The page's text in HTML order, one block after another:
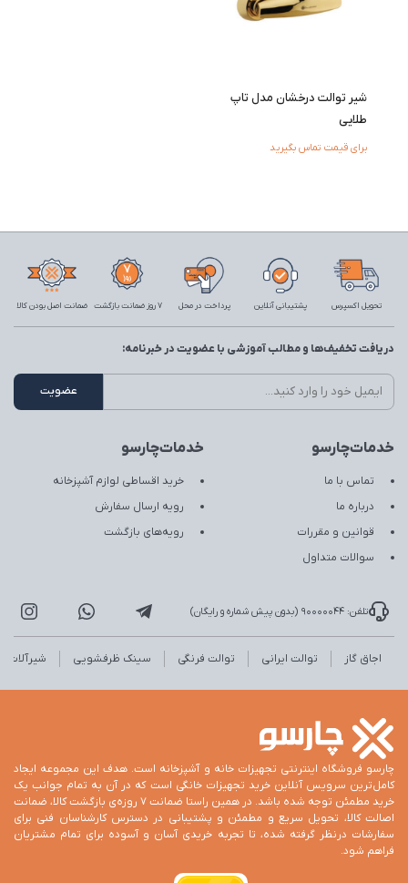
شیر توالت درخشان مدل تاپ
طلایی
برای قیمت تماس بگیرید
تحویل اکسپرس پشتیبانی آنلاین پرداخت در محل 7 روز ضمانت بازگشت ضمانت اصل بودن کالا
خدمات‌چارسو
تماس با ما
درباره ما
قوانین و مقررات
سوالات متداول
خدمات‌چارسو
خرید اقساطی لوازم آشپزخانه
رویه ارسال سفارش
رویه‌های بازگشت
دریافت تخفیف‌ها و مطالب آموزشی با عضویت در خبرنامه:
تلفن: 90000044 (بدون پیش شماره و رایگان)
اجاق گاز توالت ایرانی توالت فرنگی سینک ظرفشویی شیرآلات
چارسو فروشگاه اینترنتی تجهیزات خانه و آشپزخانه است. هدف این مجموعه ایجاد
کامل‌ترین سرویس آنلاین خرید تجهیزات خانگی است که در آن به تمام جوانب یک
خرید مطمئن توجه شده باشد. در همین راستا ضمانت 7 روزه‌ی بازگشت کالا، ضمانت
اصالت کالا، تحویل سریع و مطمئن و پشتیبانی در دسترس کارشناسان فنی برای
سفارشات درنظر گرفته شده، تا تجربه خریدی آسان و آسوده برای تمام مشتریان
فراهم شود.